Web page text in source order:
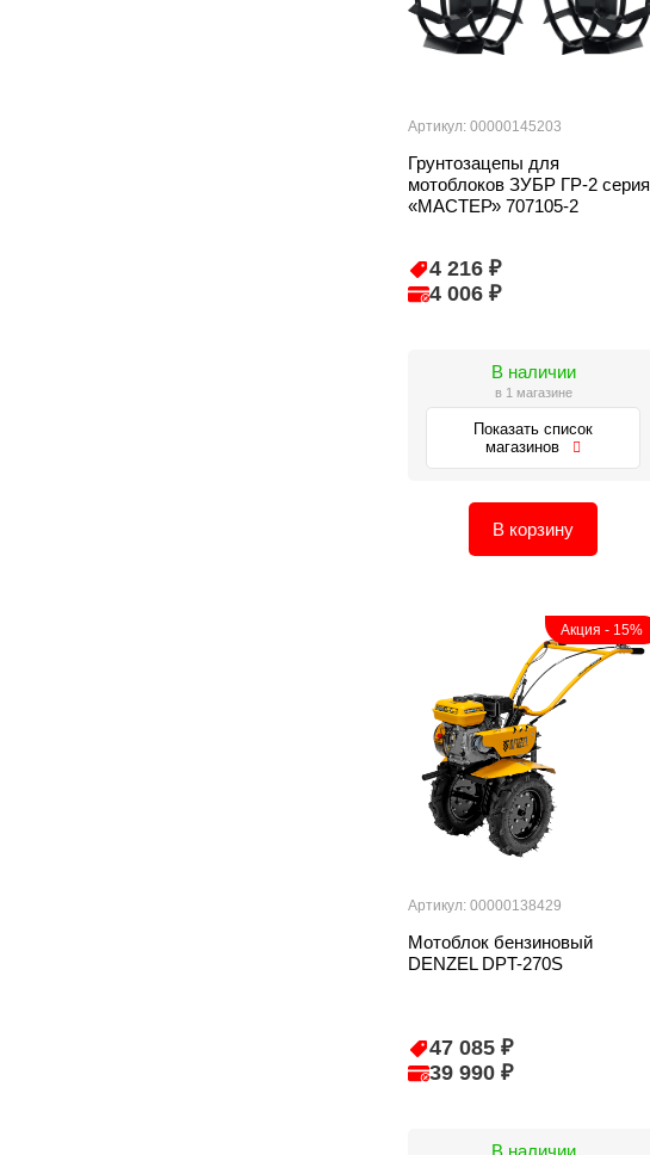
Артикул: 00000145203
Грунтозацепы для
мотоблоков ЗУБР ГР-2 серия
«МАСТЕР» 707105-2
4 216 ₽
4 006 ₽
В наличии
в 1 магазине
Показать список
магазинов
В корзину
Акция - 15%
Артикул: 00000138429
Мотоблок бензиновый
DENZEL DPT-270S
47 085 ₽
39 990 ₽